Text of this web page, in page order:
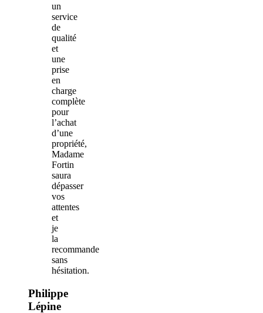
un
service
de
qualité
et
une
prise
en
charge
complète
pour
l’achat
d’une
propriété,
Madame
Fortin
saura
dépasser
vos
attentes
et
je
la
recommande
sans
hésitation.
Philippe
Lépine